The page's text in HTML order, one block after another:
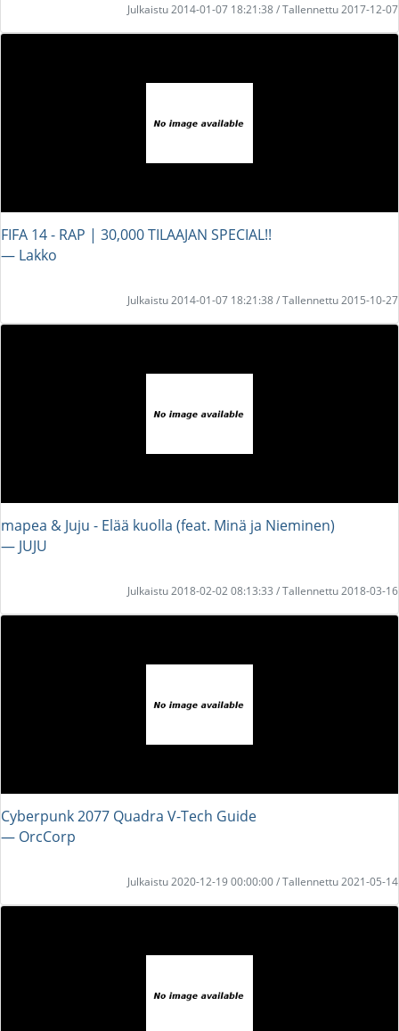
Julkaistu 2014-01-07 18:21:38 / Tallennettu 2017-12-07
FIFA 14 - RAP | 30,000 TILAAJAN SPECIAL!!
― Lakko
Julkaistu 2014-01-07 18:21:38 / Tallennettu 2015-10-27
mapea & Juju - Elää kuolla (feat. Minä ja Nieminen)
― JUJU
Julkaistu 2018-02-02 08:13:33 / Tallennettu 2018-03-16
Cyberpunk 2077 Quadra V-Tech Guide
― OrcCorp
Julkaistu 2020-12-19 00:00:00 / Tallennettu 2021-05-14